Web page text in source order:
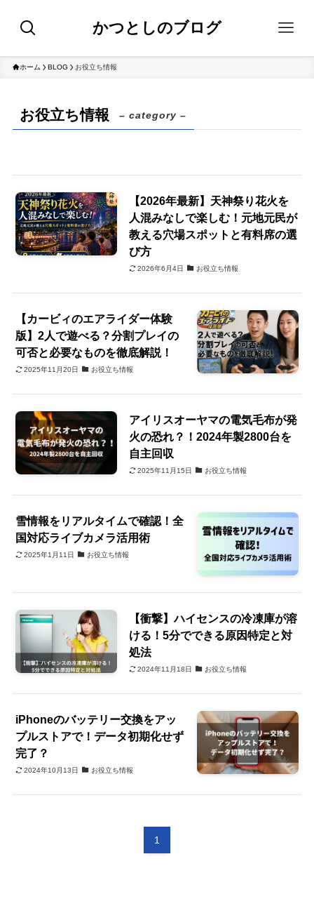
かつとしのブログ
ホーム BLOG お役立ち情報
お役立ち情報 – category –
【2026年最新】天神祭り花火を
人混みなしで楽しむ！元地元民が
教える穴場スポットと有料席の選
び方
2026年6月4日 お役立ち情報
【カービィのエアライダー体験
版】2人で遊べる？分割プレイの
可否と必要なものを徹底解説！
2025年11月20日 お役立ち情報
アイリスオーヤマの電気毛布が発
火の恐れ？！2024年製2800台を
自主回収
2025年11月15日 お役立ち情報
雪情報をリアルタイムで確認！全
国対応ライブカメラ活用術
2025年1月11日 お役立ち情報
【衝撃】ハイセンスの冷凍庫が溶
ける！5分でできる原因特定と対
処法
2024年11月18日 お役立ち情報
iPhoneのバッテリー交換をアッ
プルストアで！データ初期化せず
完了？
2024年10月13日 お役立ち情報
1